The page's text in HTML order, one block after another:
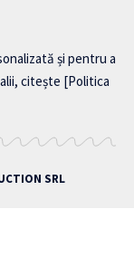
și pentru a
citește [Politica
SRL